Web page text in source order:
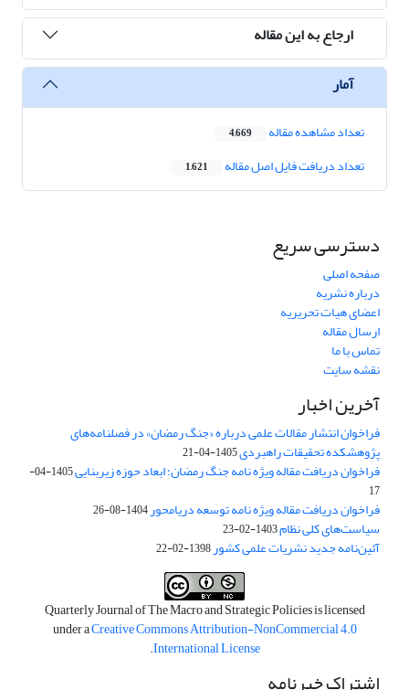
ارجاع به این مقاله
آمار
تعداد مشاهده مقاله 4,669
تعداد دریافت فایل اصل مقاله 1,621
دسترسی سریع
صفحه اصلی
درباره نشریه
اعضای هیات تحریریه
ارسال مقاله
تماس با ما
نقشه سایت
آخرین اخبار
فراخوان انتشار مقالات علمی درباره «جنگ رمضان» در فصلنامه‌های
پژوهشکده تحقیقات راهبردی1405-04-21
فراخوان دریافت مقاله ویژه نامه جنگ رمضان؛ ابعاد حوزه زیربنایی
1405-04-
17
فراخوان دریافت مقاله ویژه نامه توسعه دریامحور1404-08-26
سیاست‌های کلی نظام1403-02-23
آئین‌نامه جدید نشریات علمی کشور1398-02-22
Quarterly Journal of The Macro and Strategic Policies is licensed
under aCreative Commons Attribution-NonCommercial 4.0
International License
.